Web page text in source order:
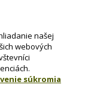
našej
webových
súkromia